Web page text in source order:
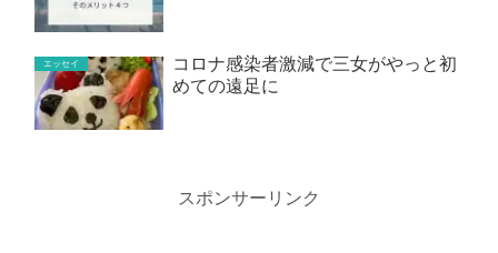
エッセイ
コロナ感染者激減で三女がやっと初
めての遠足に
スポンサーリンク